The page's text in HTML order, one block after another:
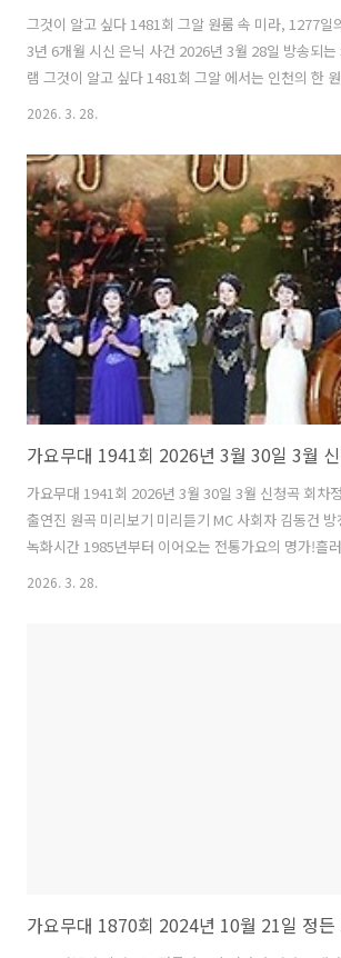
그것이 알고 싶다 1481회 그알 원룸 속 미라, 1277일
3년 6개월 시신 은닉 사건 2026년 3월 28일 방송되는
램 그것이 알고 싶다 1481회 그알 에서는 인천의 한
3년 6개월이 지나 미라 상태로 발견된 여성의 사건을
있습니다. 수상한 원룸 내부 2024년 7월, 월세가 밀
세입자를 확인하기 위해 관리인이 방문하면서 사건
을 개방한 내부는 쓰레기와 각종 물건들이 가득 쌓여
이 그대로 남아 있는 가운데 한쪽에 정리된 이불이 눈
라 상태 시신의 발견 "신체가 없었어요. 그러니까 ..
2026. 3. 28.
가요무대 1941회 2026년 3월 30일 3월 신청곡 회차
출연진 원곡 미리보기 미리듣기 MC 사회자 김동건
녹화시간 1985년부터 이어오는 전통가요의 명가!흘
를 부르며, 향수와 추억을 되새기는 중장년층 대상 음
2026. 3. 28.